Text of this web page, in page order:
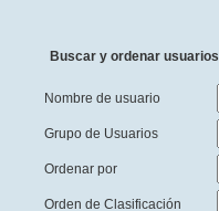
Buscar y ordenar usuarios
Nombre de usuario
Grupo de Usuarios
Ordenar por
Orden de Clasificación